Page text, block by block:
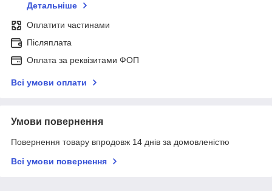
Детальніше
Оплатити частинами
Післяплата
Оплата за реквізитами ФОП
Всі умови оплати
Умови повернення
Повернення товару впродовж 14 днів за домовленістю
Всі умови повернення